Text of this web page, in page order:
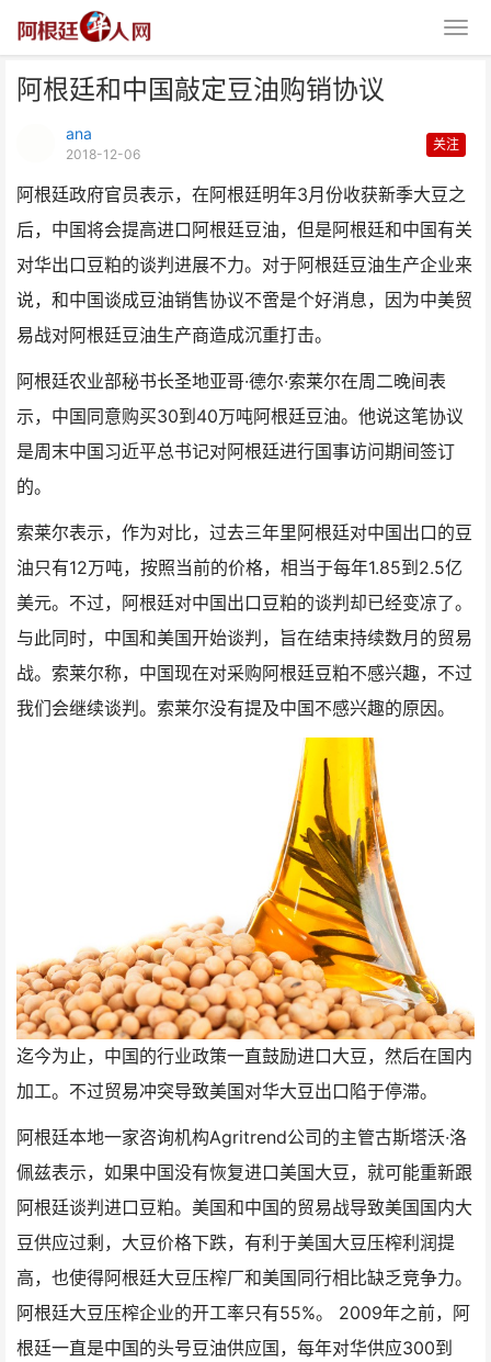
阿根廷和中国敲定豆油购销协议
ana
2018-12-06
关注
阿根廷政府官员表示，在阿根廷明年3月份收获新季大豆之
后，中国将会提高进口阿根廷豆油，但是阿根廷和中国有关
对华出口豆粕的谈判进展不力。对于阿根廷豆油生产企业来
说，和中国谈成豆油销售协议不啻是个好消息，因为中美贸
易战对阿根廷豆油生产商造成沉重打击。
阿根廷农业部秘书长圣地亚哥·德尔·索莱尔在周二晚间表
示，中国同意购买30到40万吨阿根廷豆油。他说这笔协议
是周末中国习近平总书记对阿根廷进行国事访问期间签订
的。
索莱尔表示，作为对比，过去三年里阿根廷对中国出口的豆
油只有12万吨，按照当前的价格，相当于每年1.85到2.5亿
美元。不过，阿根廷对中国出口豆粕的谈判却已经变凉了。
与此同时，中国和美国开始谈判，旨在结束持续数月的贸易
战。索莱尔称，中国现在对采购阿根廷豆粕不感兴趣，不过
我们会继续谈判。索莱尔没有提及中国不感兴趣的原因。
迄今为止，中国的行业政策一直鼓励进口大豆，然后在国内
加工。不过贸易冲突导致美国对华大豆出口陷于停滞。
阿根廷本地一家咨询机构Agritrend公司的主管古斯塔沃·洛
佩兹表示，如果中国没有恢复进口美国大豆，就可能重新跟
阿根廷谈判进口豆粕。美国和中国的贸易战导致美国国内大
豆供应过剩，大豆价格下跌，有利于美国大豆压榨利润提
高，也使得阿根廷大豆压榨厂和美国同行相比缺乏竞争力。
阿根廷大豆压榨企业的开工率只有55%。 2009年之前，阿
根廷一直是中国的头号豆油供应国，每年对华供应300到
阿根廷和中国敲定豆油购销协议